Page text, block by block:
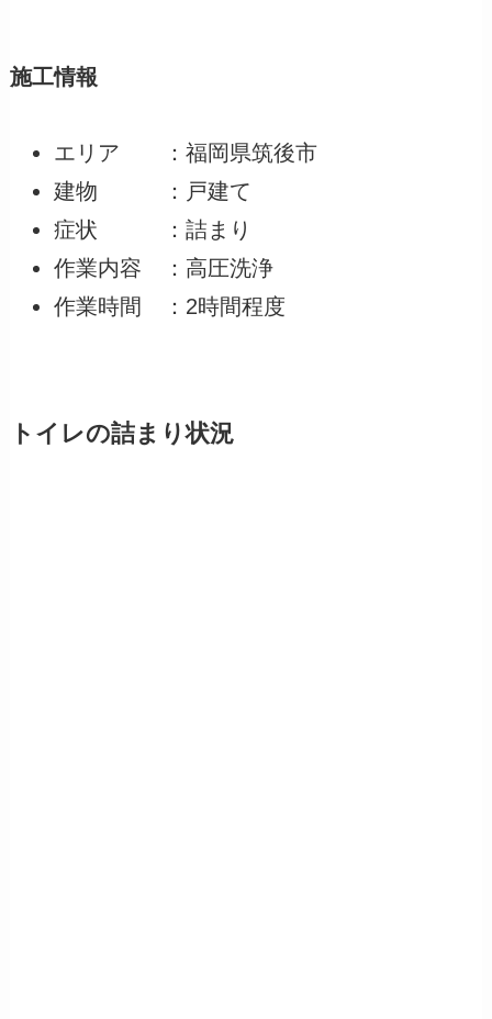
施工情報
エリア ：福岡県筑後市
建物 ：戸建て
症状 ：詰まり
作業内容 ：高圧洗浄
作業時間 ：2時間程度
トイレの詰まり状況